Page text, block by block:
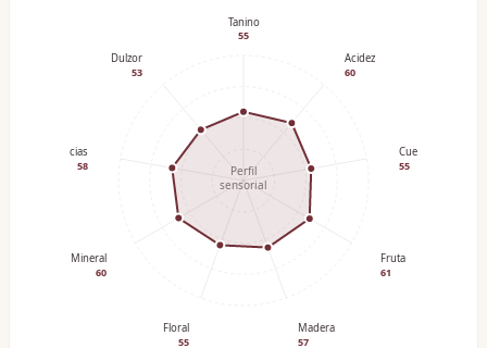
Tanino
55
Acidez
60
Cuerpo
55
Fruta
61
Madera
57
Floral
55
Mineral
60
Especias
58
Dulzor
53
Perfil
sensorial